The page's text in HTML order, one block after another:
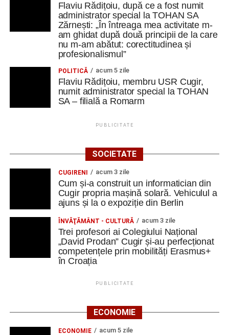
Flaviu Rădițoiu, după ce a fost numit
administrator special la TOHAN SA
Zărnești: „În întreaga mea activitate m-
am ghidat după două principii de la care
nu m-am abătut: corectitudinea și
profesionalismul”
POLITICĂ acum 5 zile
Flaviu Rădițoiu, membru USR Cugir,
numit administrator special la TOHAN
SA – filială a Romarm
PUBLICITATE
SOCIETATE
CUGIRENI acum 3 zile
Cum și-a construit un informatician din
Cugir propria mașină solară. Vehiculul a
ajuns și la o expoziție din Berlin
ÎNVĂŢĂMÂNT - CULTURĂ acum 3 zile
Trei profesori ai Colegiului Național
„David Prodan” Cugir și-au perfecționat
competențele prin mobilități Erasmus+
în Croația
PUBLICITATE
ECONOMIE
ECONOMIE acum 5 zile